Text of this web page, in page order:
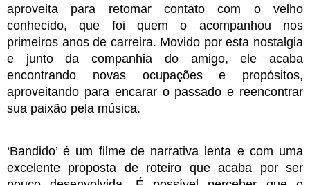
aproveita para retomar contato com o velho
conhecido, que foi quem o acompanhou nos
primeiros anos de carreira. Movido por esta nostalgia
e junto da companhia do amigo, ele acaba
encontrando novas ocupações e propósitos,
aproveitando para encarar o passado e reencontrar
sua paixão pela música.
‘Bandido’ é um filme de narrativa lenta e com uma
excelente proposta de roteiro que acaba por ser